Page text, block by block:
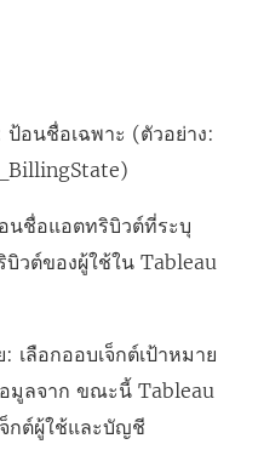
อนชื่อเฉพาะ (ตัวอย่าง:
นชื่อแอตทริบิวต์ที่ระบุ
วต์ของผู้ใช้ใน Tableau
เลือกออบเจ็กต์เป้าหมาย
มูลจาก ขณะนี้ Tableau
กต์ผู้ใช้และบัญชี